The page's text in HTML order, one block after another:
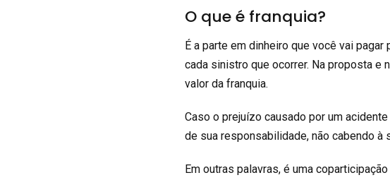
O que é franquia?
É a parte em dinheiro que você vai
cada sinistro que ocorrer. Na proposta e
valor da franquia.
Caso o prejuízo causado por um
de sua responsabilidade, não cabendo à
Em outras palavras, é uma